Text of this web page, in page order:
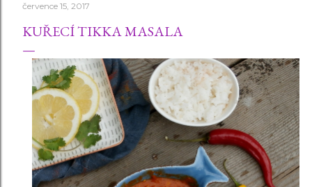
července 15, 2017
KUŘECÍ TIKKA MASALA